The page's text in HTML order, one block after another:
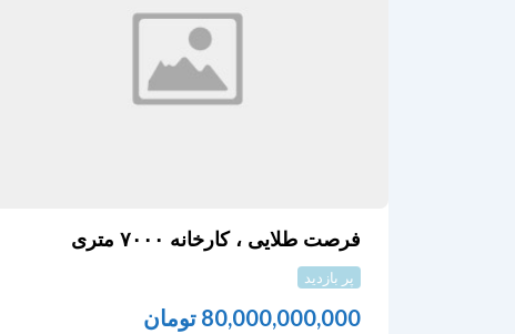
فرصت طلایی ، کارخانه ۷۰۰۰ متری
پر بازدید
80,000,000,000 تومان